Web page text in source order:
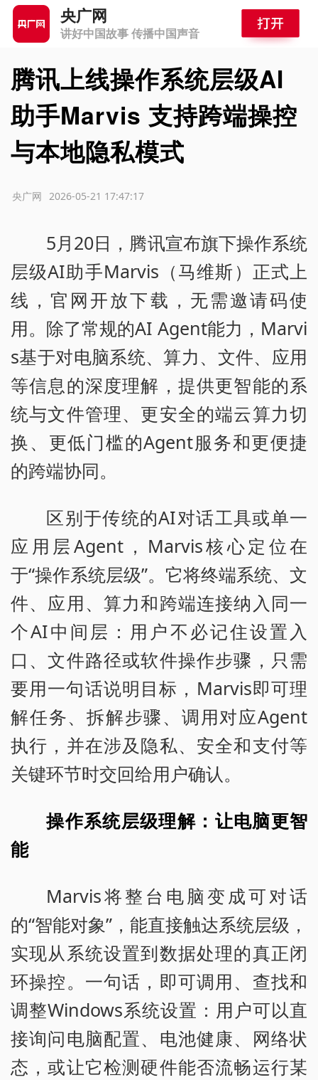
央广网
讲好中国故事 传播中国声音
腾讯上线操作系统层级AI
助手Marvis 支持跨端操控
与本地隐私模式
2026-05-21 17:47:17
央广网
5月20日，腾讯宣布旗下操作系统
层级AI助手Marvis（马维斯）正式上
线，官网开放下载，无需邀请码使
用。除了常规的AI Agent能力，Marvi
s基于对电脑系统、算力、文件、应用
等信息的深度理解，提供更智能的系
统与文件管理、更安全的端云算力切
换、更低门槛的Agent服务和更便捷
的跨端协同。
区别于传统的AI对话工具或单一
应用层Agent，Marvis核心定位在
于“操作系统层级”。它将终端系统、文
件、应用、算力和跨端连接纳入同一
个AI中间层：用户不必记住设置入
口、文件路径或软件操作步骤，只需
要用一句话说明目标，Marvis即可理
解任务、拆解步骤、调用对应Agent
执行，并在涉及隐私、安全和支付等
关键环节时交回给用户确认。
操作系统层级理解：让电脑更智
能
Marvis将整台电脑变成可对话
的“智能对象”，能直接触达系统层级，
实现从系统设置到数据处理的真正闭
环操控。一句话，即可调用、查找和
调整Windows系统设置：用户可以直
接询问电脑配置、电池健康、网络状
态，或让它检测硬件能否流畅运行某